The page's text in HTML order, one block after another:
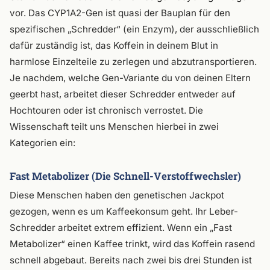
vor. Das CYP1A2-Gen ist quasi der Bauplan für den
spezifischen „Schredder“ (ein Enzym), der ausschließlich
dafür zuständig ist, das Koffein in deinem Blut in
harmlose Einzelteile zu zerlegen und abzutransportieren.
Je nachdem, welche Gen-Variante du von deinen Eltern
geerbt hast, arbeitet dieser Schredder entweder auf
Hochtouren oder ist chronisch verrostet. Die
Wissenschaft teilt uns Menschen hierbei in zwei
Kategorien ein:
Fast Metabolizer (Die Schnell-Verstoffwechsler)
Diese Menschen haben den genetischen Jackpot
gezogen, wenn es um Kaffeekonsum geht. Ihr Leber-
Schredder arbeitet extrem effizient. Wenn ein „Fast
Metabolizer“ einen Kaffee trinkt, wird das Koffein rasend
schnell abgebaut. Bereits nach zwei bis drei Stunden ist